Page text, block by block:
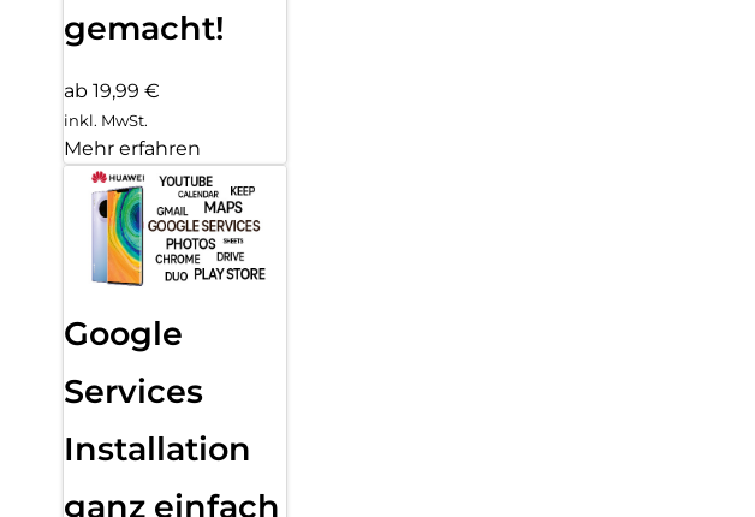
gemacht!
ab 19,99 €
inkl. MwSt.
Mehr erfahren
Google
Services
Installation
ganz einfach